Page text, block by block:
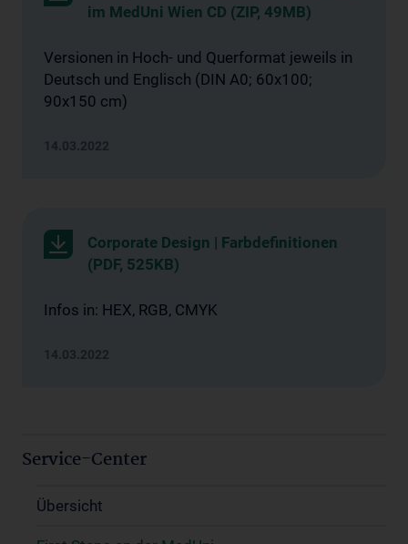
im MedUni Wien CD (ZIP, 49MB)
Versionen in Hoch- und Querformat jeweils in
Deutsch und Englisch (DIN A0; 60x100;
90x150 cm)
14.03.2022
Corporate Design | Farbdefinitionen
(PDF, 525KB)
Infos in: HEX, RGB, CMYK
14.03.2022
Service-Center
Übersicht